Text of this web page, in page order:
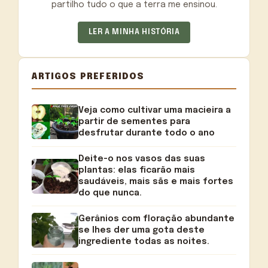
partilho tudo o que a terra me ensinou.
LER A MINHA HISTÓRIA
ARTIGOS PREFERIDOS
Veja como cultivar uma macieira a
partir de sementes para
desfrutar durante todo o ano
Deite-o nos vasos das suas
plantas: elas ficarão mais
saudáveis, mais sãs e mais fortes
do que nunca.
Gerânios com floração abundante
se lhes der uma gota deste
ingrediente todas as noites.